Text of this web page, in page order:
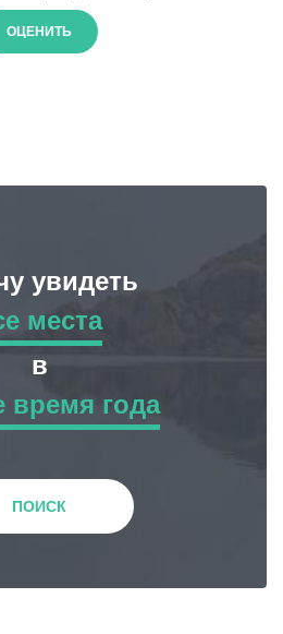
ОЦЕНИТЬ
увидеть
места
все места
в
время года
время года
ПОИСК